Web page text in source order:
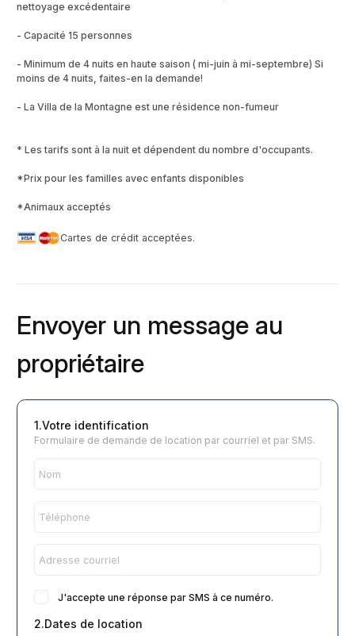
Envoyer un message au
propriétaire
Formulaire de demande de location par courriel et par SMS.
1.Votre identification
J'accepte une réponse par SMS à ce numéro.
2.Dates de location
nettoyage excédentaire
- Capacité 15 personnes
- Minimum de 4 nuits en haute saison ( mi-juin à mi-septembre) Si
moins de 4 nuits, faites-en la demande!
- La Villa de la Montagne est une résidence non-fumeur
* Les tarifs sont à la nuit et dépendent du nombre d'occupants.
*Prix pour les familles avec enfants disponibles
*Animaux acceptés
Cartes de crédit acceptées.